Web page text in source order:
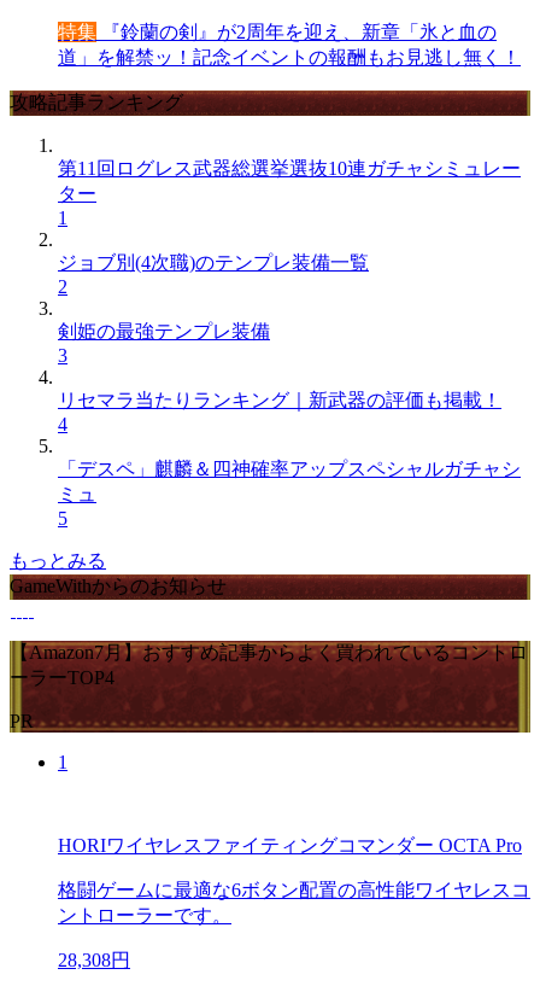
特集 『鈴蘭の剣』が2周年を迎え、新章「氷と血の
道」を解禁ッ！記念イベントの報酬もお見逃し無く！
攻略記事ランキング
第11回ログレス武器総選挙選抜10連ガチャシミュレー
ター
1
ジョブ別(4次職)のテンプレ装備一覧
2
剣姫の最強テンプレ装備
3
リセマラ当たりランキング｜新武器の評価も掲載！
4
「デスペ」麒麟＆四神確率アップスペシャルガチャシ
ミュ
5
もっとみる
GameWithからのお知らせ
【Amazon7月】おすすめ記事からよく買われているコントロ
ーラーTOP4
PR
1
HORIワイヤレスファイティングコマンダー OCTA Pro
格闘ゲームに最適な6ボタン配置の高性能ワイヤレスコ
ントローラーです。
28,308円